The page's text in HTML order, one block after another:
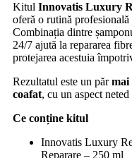
Kitul Innovatis Luxury
oferă o rutină
Combinația dintre
24/7 ajută la repararea
protejarea acestuia
Rezultatul este un părmai
coafat, cu un aspect neted
Ce conține kitul
Innovatis Luxury
Reparare – 250 ml